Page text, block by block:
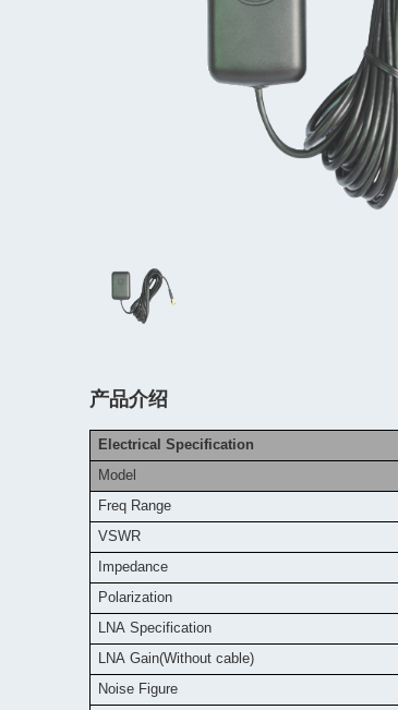
产品介绍
Electrical Specification
Model
Freq Range
VSWR
Impedance
Polarization
LNA Specification
LNA Gain(Without cable)
Noise Figure